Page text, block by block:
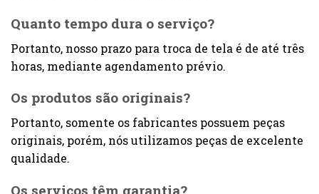
Quanto tempo dura o serviço?
Portanto, nosso prazo para troca de tela é de até três
horas, mediante agendamento prévio.
Os produtos são originais?
Portanto, somente os fabricantes possuem peças
originais, porém, nós utilizamos peças de excelente
qualidade.
Os serviços têm garantia?